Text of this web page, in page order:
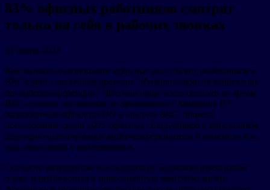
83% офисных работников смотрят
только на себя в рабочих звонках
21 июня 2025
Как меняется отношение офисных российских работников к
ВКС-связи с течением времени? Испытывают ли усталость
от видеоконференций? Что они чаще всего делают во время
ВКС-сеансов, но никогда не признаются? Компания Р7,
разработчик офисного ПО и систем ВКС, провела
исследование среди 1035 офисных сотрудников и работников,
регулярно использующих видеоконференцсвязь и выяснила как
они относятся к видеозвонкам.
Согласно результатам исследования, видеоконцеренцсвязь
очень плотно вошла в повседневную офисную жизнь.